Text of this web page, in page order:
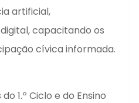
artificial,
capacitando os
cívica informada.
1.º Ciclo e do Ensino